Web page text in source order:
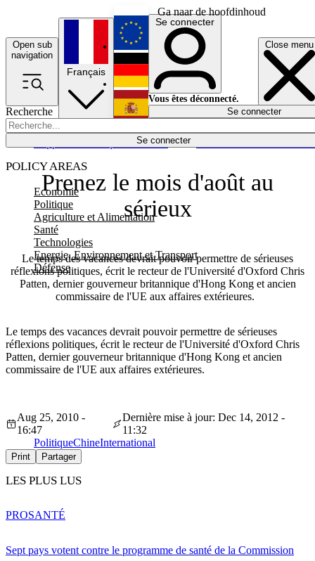
Ga naar de hoofdinhoud
Open sub
navigation
Close menu
Recherche
Se connecter
POLICY AREAS
Economie
Politique
Agriculture et Alimentation
Santé
Technologies
Energie, Environnement et Transport
Défense
Économie
Français
English
Deutsch
Español
Se connecter
Vous êtes déconnecté.
Se connecter
Prenez le mois d'août au
sérieux
Le temps des vacances devrait pouvoir permettre de sérieuses
réflexions politiques, écrit le recteur de l'Université d'Oxford Chris
Patten, dernier gouverneur britannique d'Hong Kong et ancien
commissaire de l'UE aux affaires extérieures.
Le temps des vacances devrait pouvoir permettre de sérieuses
réflexions politiques, écrit le recteur de l'Université d'Oxford Chris
Patten, dernier gouverneur britannique d'Hong Kong et ancien
commissaire de l'UE aux affaires extérieures.
Aug 25, 2010 -
16:47
Dernière mise à jour: Dec 14, 2012 -
11:32
PolitiqueChineInternational
Print Partager
LES PLUS LUS
Sept pays votent contre le programme de santé de la Commission
PROSANTÉ